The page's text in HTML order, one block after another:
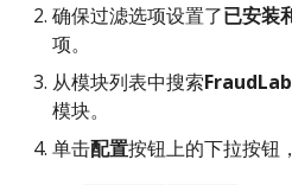
确保过滤选项设置了已安装
项。
从模块列表中搜索
模块。
单击配置按钮上的下拉按钮